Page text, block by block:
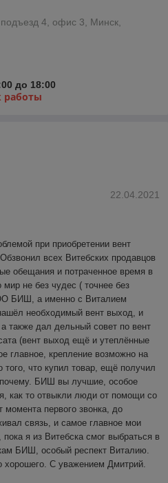
4, офис 3, Минск,
до 18:00
работы
22.04.2021
при приобретении вент
всех Витебских продавцов
обещания и потраченное время в
не без чудес ( точнее без
БИШ, а именно с Виталием
необходимый вент выход, и
также дал дельный совет по вент
(вент выход ещё и утеплённые
главное, крепление возможно на
что купил товар, ещё получил
БИШ вы лучшие, особое
как то отвыкли люди от помощи со
первого звонка, до
связь, и самое главное мои
я из Витебска смог выбраться в
БИШ, особый респект Виталию.
хорошего. С уважением Дмитрий.